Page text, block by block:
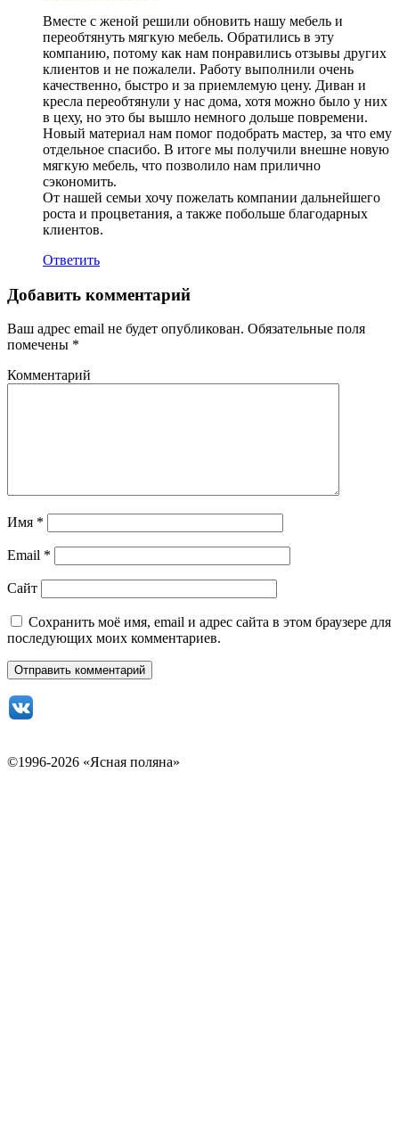
Вместе с женой решили обновить нашу мебель и
переобтянуть мягкую мебель. Обратились в эту
компанию, потому как нам понравились отзывы других
клиентов и не пожалели. Работу выполнили очень
качественно, быстро и за приемлемую цену. Диван и
кресла переобтянули у нас дома, хотя можно было у них
в цеху, но это бы вышло немного дольше повремени.
Новый материал нам помог подобрать мастер, за что ему
отдельное спасибо. В итоге мы получили внешне новую
мягкую мебель, что позволило нам прилично
сэкономить.
От нашей семьи хочу пожелать компании дальнейшего
роста и процветания, а также побольше благодарных
клиентов.
Ответить
Добавить комментарий
Ваш адрес email не будет опубликован. Обязательные поля
помечены *
Комментарий
Имя *
Email *
Сайт
Сохранить моё имя, email и адрес сайта в этом браузере для
последующих моих комментариев.
©1996-2026 «Ясная поляна»